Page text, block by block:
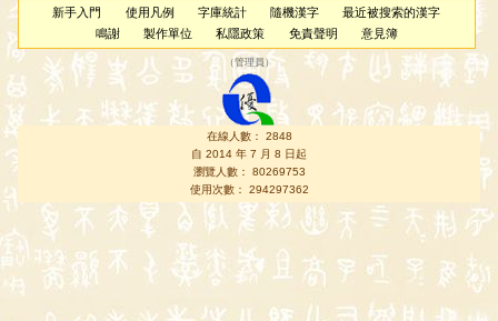
新手入門 使用凡例 字庫統計 隨機漢字
最近被搜索的漢字
鳴謝
製作單位 私隱政策 免責聲明 意見簿
（管理員 ）
在線人數： 2848
自 2014 年 7 月 8 日起
瀏覽人數： 80269753
使用次數： 294297362